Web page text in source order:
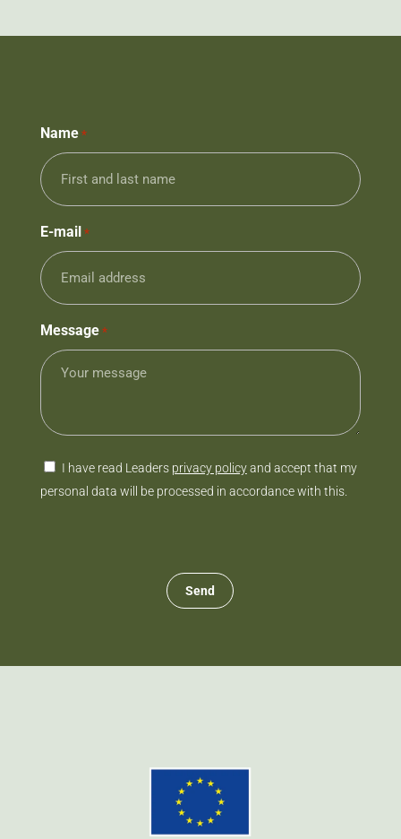
Name *
E-mail *
Message *
Consent
I have read Leaders privacy policyand accept that my
personal data will be processed in accordance with this.